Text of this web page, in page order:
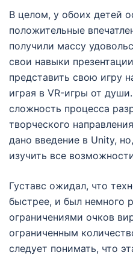
В целом, у обоих детей
положительные
получили массу
свои навыки
представить свою игру
играя в VR-игры от
сложность процесса
творческого
дано введение в Unity,
изучить все
Густавс ожидал, что
быстрее, и был немного
ограничениями очков
ограниченным
следует понимать, что